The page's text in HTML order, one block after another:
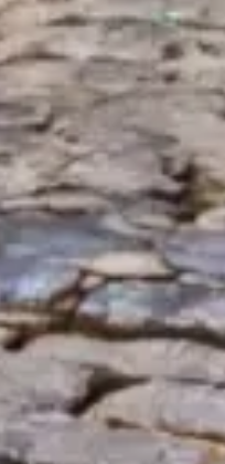
zur Lisboa Tourist Card —
und clevere Wege, Ihren
und nicht offiziell mit der
Museen oder offiziellen
információs platform,
szenteli magát.
a megfelelő tulajdonos
kérjük, forduljon
kérdések esetén írjon e-